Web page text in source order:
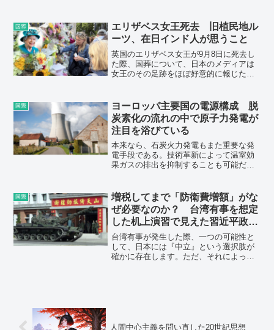
ーラは自らの素性が明らかになれば、家
族が「逮捕されて刑務所で拷問を受ける
だろう」と語る。
国際
エリザベス女王死去 旧植民地ル
ーツ、在日インド人が思うこと
英国のエリザベス女王が9月8日に死去し
た際、国葬について、日本のメディアは
女王のその足跡をほぼ好意的に報じた。
もある。
国際
ヨーロッパ主要国の電源構成 脱
炭素化の流れの中で原子力発電が
注目を浴びている
本来なら、石炭火力発電もまた重要な発
電手段である。技術革新によって温室効
果ガスの排出を抑制することも可能だ。
の削減に野心を燃やしている。その大き
な理由は、ヨーロッパが石炭火力発電に
代わる電源として原子力発電の拡充を目
指していることにある。ヨーロッパの主
要国に限定して、各国の電源構成を確認
することで、彼らの目論見通り、石炭火
力発電を削減することが可能なのかを考
えてみたい。
国際
増税してまで「防衛費増額」がな
ぜ必要なのか？ 台湾有事を想定
した机上演習で見えた習近平政権
の焦り
台湾有事が発生した際、一つの可能性と
して、日本には『中立』という選択肢が
確かに存在します。ただ、それによって
人間中心主義を問い直した20世紀思想